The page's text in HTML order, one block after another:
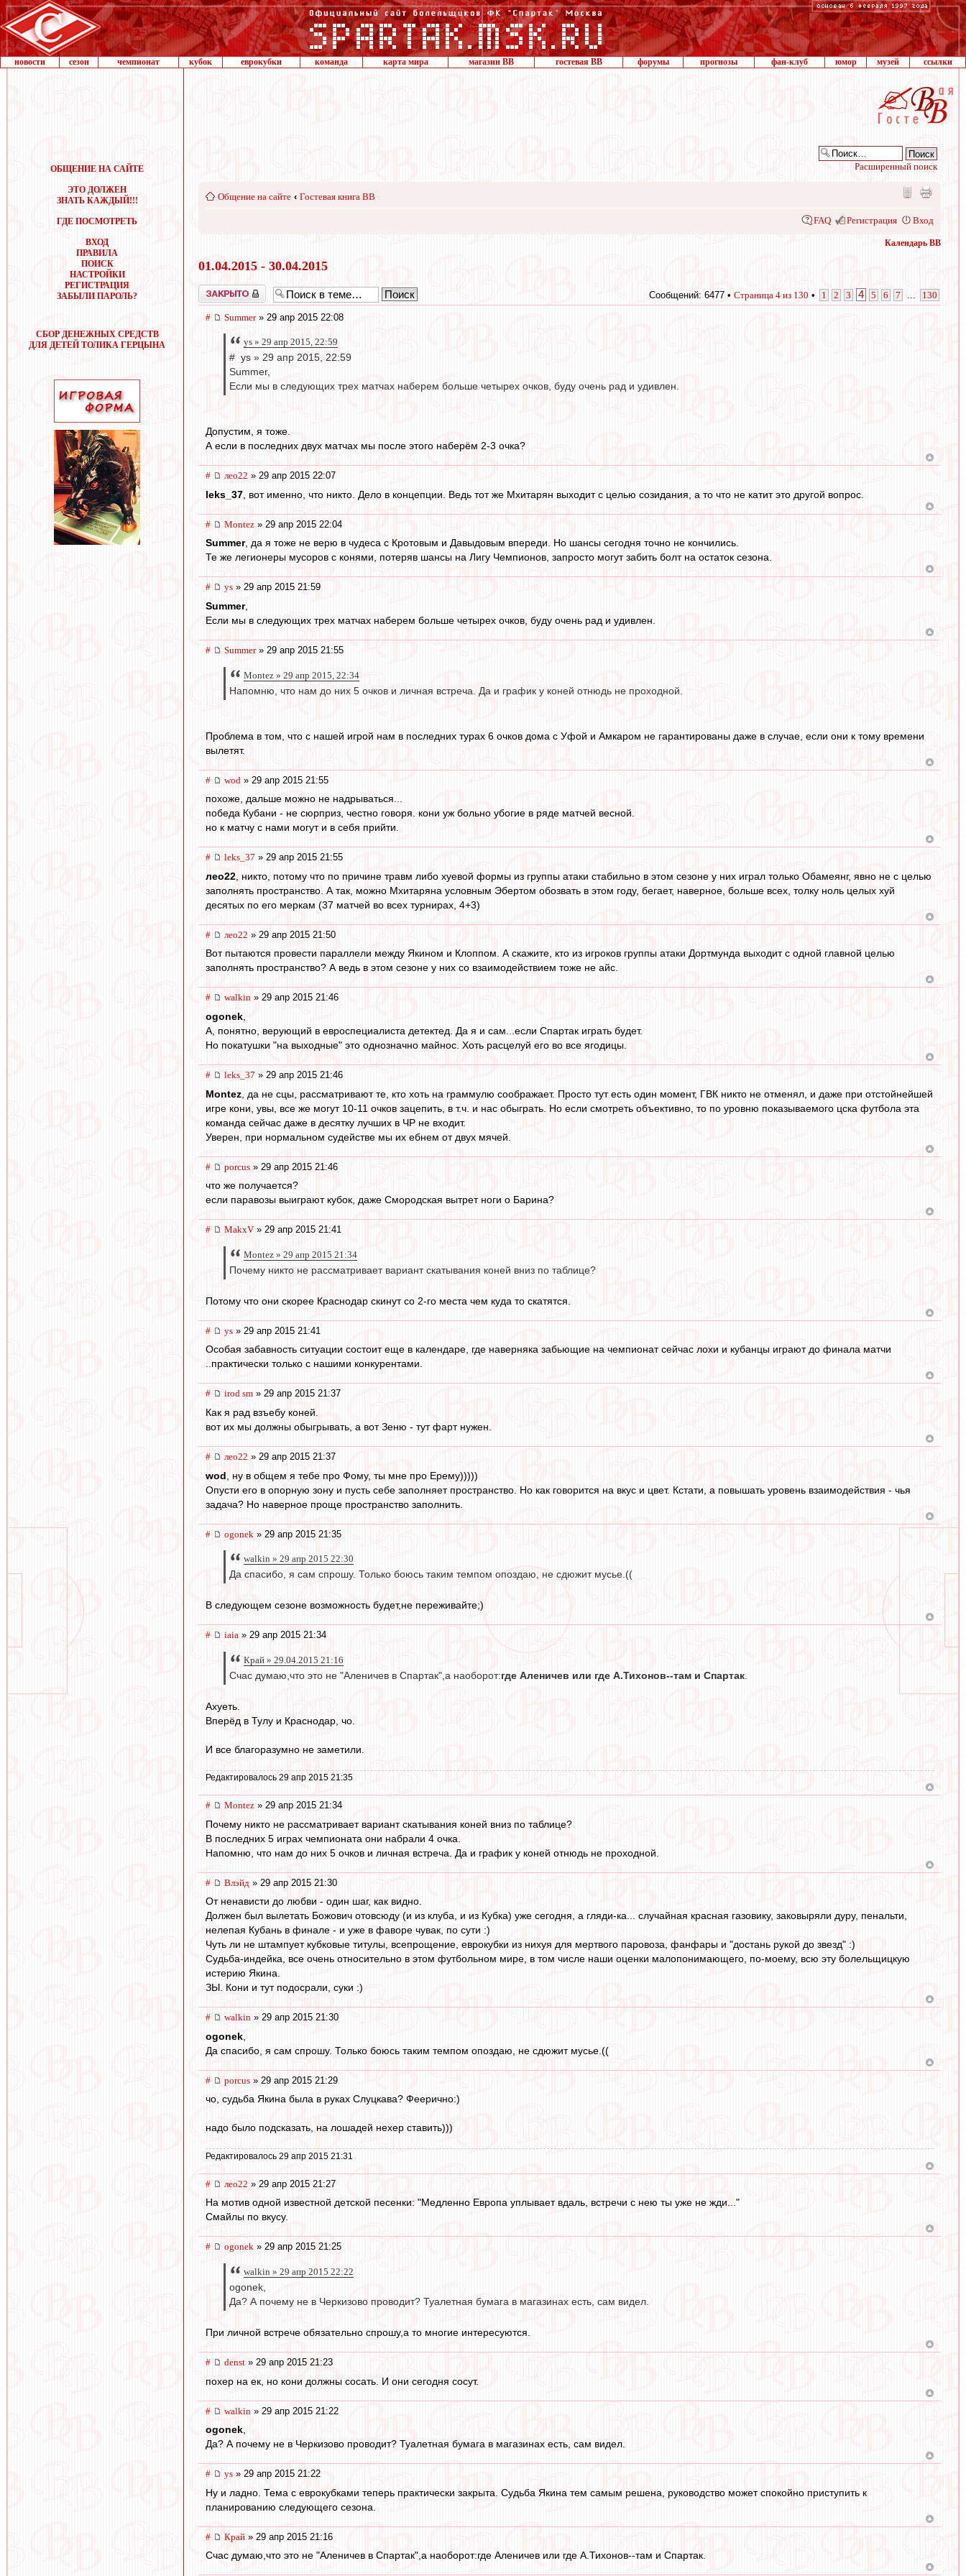
новости сезон чемпионат кубок еврокубки команда карта мира магазин ВВ гостевая ВВ форумы прогнозы фан-клуб юмор музей ссылки
ОБЩЕНИЕ НА САЙТЕ
ЭТО ДОЛЖЕН
ЗНАТЬ КАЖДЫЙ!!!
ГДЕ ПОСМОТРЕТЬ
ВХОД
ПРАВИЛА
ПОИСК
НАСТРОЙКИ
РЕГИСТРАЦИЯ
ЗАБЫЛИ ПАРОЛЬ?
СБОР ДЕНЕЖНЫХ СРЕДСТВ
ДЛЯ ДЕТЕЙ ТОЛИКА ГЕРЦЫНА
Расширенный поиск
Общение на сайте ‹ Гостевая книга ВВ
FAQ Регистрация Вход
Календарь ВВ
01.04.2015 - 30.04.2015
Закрыто Сообщений: 6477 • Страница 4 из 130 • 1 2 3 4 5 6 7 130
# Summer» 29 апр 2015 22:08
ys » 29 апр 2015, 22:59
# ys » 29 апр 2015, 22:59
Summer,
Если мы в следующих трех матчах наберем больше четырех очков, буду очень рад и удивлен.
Допустим, я тоже.
А если в последних двух матчах мы после этого наберём 2-3 очка?
# лео22 » 29 апр 2015 22:07
leks_37 , вот именно, что никто. Дело в концепции. Ведь тот же Мхитарян выходит с целью созидания, а то что не катит это другой вопрос.
# Montez » 29 апр 2015 22:04
Summer, да я тоже не верю в чудеса с Кротовым и Давыдовым впереди. Но шансы сегодня точно не кончились.
Те же легионеры мусоров с конями, потеряв шансы на Лигу Чемпионов, запросто могут забить болт на остаток сезона.
# ys » 29 апр 2015 21:59
Summer,
Если мы в следующих трех матчах наберем больше четырех очков, буду очень рад и удивлен.
# Summer» 29 апр 2015 21:55
Montez » 29 апр 2015, 22:34
Напомню, что нам до них 5 очков и личная встреча. Да и график у коней отнюдь не проходной.
Проблема в том, что с нашей игрой нам в последних турах 6 очков дома с Уфой и Амкаром не гарантированы даже в случае, если они к тому времени
вылетят.
# wod » 29 апр 2015 21:55
похоже, дальше можно не надрываться...
победа Кубани - не сюрприз, честно говоря. кони уж больно убогие в ряде матчей весной.
но к матчу с нами могут и в себя прийти.
# leks_37 » 29 апр 2015 21:55
лео22 , никто, потому что по причине травм либо хуевой формы из группы атаки стабильно в этом сезоне у них играл только Обамеянг, явно не с целью
заполнять пространство. А так, можно Мхитаряна условным Эбертом обозвать в этом году, бегает, наверное, больше всех, толку ноль целых хуй
десятых по его меркам (37 матчей во всех турнирах, 4+3)
# лео22 » 29 апр 2015 21:50
Вот пытаются провести параллели между Якином и Клоппом. А скажите, кто из игроков группы атаки Дортмунда выходит с одной главной целью
заполнять пространство? А ведь в этом сезоне у них со взаимодействием тоже не айс.
# walkin » 29 апр 2015 21:46
ogonek
А, понятно, верующий в евроспециалиста детектед. Да я и сам...если Спартак играть будет.
Но покатушки "на выходные" это однозначно майнос. Хоть расцелуй его во все ягодицы.
# leks_37 » 29 апр 2015 21:46
Montez , да не сцы, рассматривают те, кто хоть на граммулю соображает. Просто тут есть один момент, ГВК никто не отменял, и даже при отстойнейшей
игре кони, увы, все же могут 10-11 очков зацепить, в т.ч. и нас обыграть. Но если смотреть объективно, то по уровню показываемого цска футбола эта
команда сейчас даже в десятку лучших в ЧР не входит.
Уверен, при нормальном судействе мы их ебнем от двух мячей.
# porcus » 29 апр 2015 21:46
что же получается?
если паравозы выиграют кубок, даже Смородская вытрет ноги о Барина?
# MakxV» 29 апр 2015 21:41
Montez » 29 апр 2015 21:34
Почему никто не рассматривает вариант скатывания коней вниз по таблице?
Потому что они скорее Краснодар скинут со 2-го места чем куда то скатятся.
# ys » 29 апр 2015 21:41
Особая забавность ситуации состоит еще в календаре, где наверняка забьющие на чемпионат сейчас лохи и кубанцы играют до финала матчи
..практически только с нашими конкурентами.
# irod sm » 29 апр 2015 21:37
Как я рад взъебу коней.
вот их мы должны обыгрывать, а вот Зеню - тут фарт нужен.
# лео22 » 29 апр 2015 21:37
wod , ну в общем я тебе про Фому, ты мне про Ерему)))))
Опусти его в опорную зону и пусть себе заполняет пространство. Но как говорится на вкус и цвет. Кстати, а повышать уровень взаимодействия - чья
задача? Но наверное проще пространство заполнить.
# ogonek » 29 апр 2015 21:35
walkin » 29 апр 2015 22:30
Да спасибо, я сам спрошу. Только боюсь таким темпом опоздаю, не сдюжит мусье.((
В следующем сезоне возможность будет,не переживайте;)
# iaia » 29 апр 2015 21:34
Край » 29.04.2015 21:16
Счас думаю,что это не "Аленичев в Спартак",а наоборот:где Аленичев или где А.Тихонов--там и Спартак
Ахуеть.
Вперёд в Тулу и Краснодар, чо.
И все благоразумно не заметили.
Редактировалось 29 апр 2015 21:35
# Montez » 29 апр 2015 21:34
Почему никто не рассматривает вариант скатывания коней вниз по таблице?
В последних 5 играх чемпионата они набрали 4 очка.
Напомню, что нам до них 5 очков и личная встреча. Да и график у коней отнюдь не проходной.
# Влэйд » 29 апр 2015 21:30
От ненависти до любви - один шаг, как видно.
Должен был вылетать Божович отовсюду (и из клуба, и из Кубка) уже сегодня, а гляди-ка... случайная красная газовику, заковыряли дуру, пенальти,
нелепая Кубань в финале - и уже в фаворе чувак, по сути :)
Чуть ли не штампует кубковые титулы, всепрощение, еврокубки из нихуя для мертвого паровоза, фанфары и "достань рукой до звезд" :)
Судьба-индейка, все очень относительно в этом футбольном мире, в том числе наши оценки малопонимающего, по-моему, всю эту болельщицкую
истерию Якина.
ЗЫ. Кони и тут подосрали, суки :)
# walkin » 29 апр 2015 21:30
ogonek
Да спасибо, я сам спрошу. Только боюсь таким темпом опоздаю, не сдюжит мусье.((
# porcus » 29 апр 2015 21:29
чо, судьба Якина была в руках Слуцкава? Феерично:)
надо было подсказать, на лошадей нехер ставить)))
Редактировалось 29 апр 2015 21:31
# лео22 » 29 апр 2015 21:27
На мотив одной известной детской песенки: "Медленно Европа уплывает вдаль, встречи с нею ты уже не жди..."
Смайлы по вкусу.
# ogonek » 29 апр 2015 21:25
walkin » 29 апр 2015 22:22
ogonek,
Да? А почему не в Черкизово проводит? Туалетная бумага в магазинах есть, сам видел.
При личной встрече обязательно спрошу,а то многие интересуются.
# denst » 29 апр 2015 21:23
похер на ек, но кони должны сосать. И они сегодня сосут.
# walkin » 29 апр 2015 21:22
ogonek
Да? А почему не в Черкизово проводит? Туалетная бумага в магазинах есть, сам видел.
# ys » 29 апр 2015 21:22
Ну и ладно. Тема с еврокубками теперь практически закрыта. Судьба Якина тем самым решена, руководство может спокойно приступить к
планированию следующего сезона.
# Край » 29 апр 2015 21:16
Счас думаю,что это не "Аленичев в Спартак",а наоборот:где Аленичев или где А.Тихонов--там и Спартак.